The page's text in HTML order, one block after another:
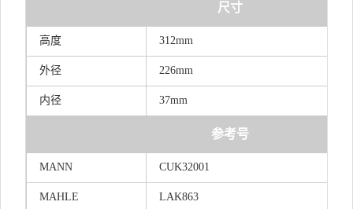
尺寸
高度 312mm
外径 226mm
内径 37mm
参考号
MANN CUK32001
MAHLE LAK863